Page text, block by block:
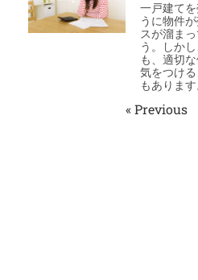
一戸建て
うに物件
スが溜ま
う。しか
も、適切
気をつけ
もありま
« Previous